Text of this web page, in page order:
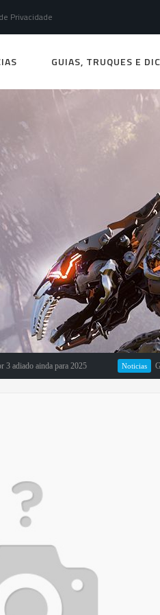
Privacidade
GUIAS, TRUQUES E
para 2025 GTA 6